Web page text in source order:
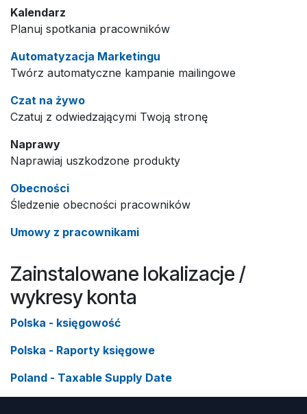
Kalendarz
Planuj spotkania pracowników
Automatyzacja Marketingu
Twórz automatyczne kampanie mailingowe
Czat na żywo
Czatuj z odwiedzającymi Twoją stronę
Naprawy
Naprawiaj uszkodzone produkty
Obecności
Śledzenie obecności pracowników
Umowy z pracownikami
Zainstalowane lokalizacje /
wykresy konta
Polska - księgowość
Polska - Raporty księgowe
Poland - Taxable Supply Date